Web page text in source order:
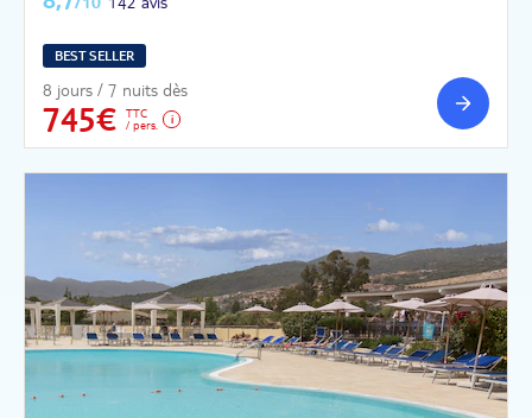
BEST SELLER
8 jours / 7 nuits dès
745€
TTC
/ pers.